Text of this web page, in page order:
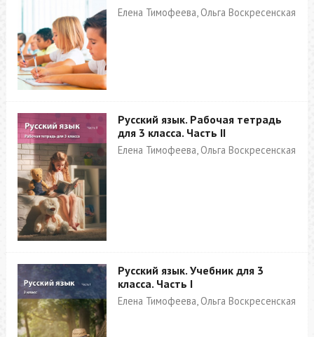
Елена Тимофеева, Ольга Воскресенская
Русский язык. Рабочая тетрадь
для 3 класса. Часть II
Елена Тимофеева, Ольга Воскресенская
Русский язык. Учебник для 3
класса. Часть I
Елена Тимофеева, Ольга Воскресенская